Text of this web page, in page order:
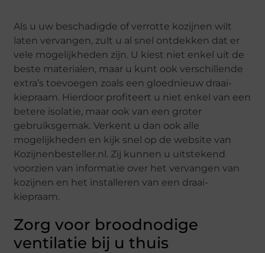
Als u uw beschadigde of verrotte kozijnen wilt
laten vervangen, zult u al snel ontdekken dat er
vele mogelijkheden zijn. U kiest niet enkel uit de
beste materialen, maar u kunt ook verschillende
extra’s toevoegen zoals een gloednieuw draai-
kiepraam. Hierdoor profiteert u niet enkel van een
betere isolatie, maar ook van een groter
gebruiksgemak. Verkent u dan ook alle
mogelijkheden en kijk snel op de website van
Kozijnenbesteller.nl. Zij kunnen u uitstekend
voorzien van informatie over het vervangen van
kozijnen en het installeren van een draai-
kiepraam.
Zorg voor broodnodige
ventilatie bij u thuis